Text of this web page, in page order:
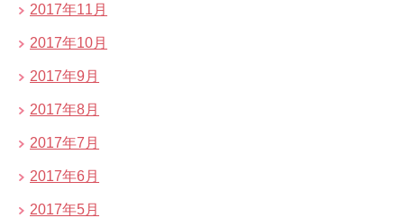
2017年11月
2017年10月
2017年9月
2017年8月
2017年7月
2017年6月
2017年5月